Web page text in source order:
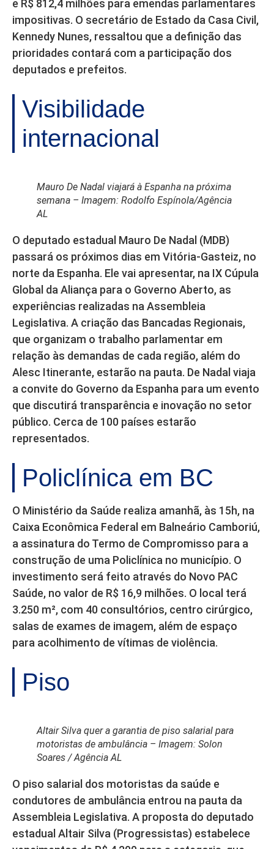
e R$ 812,4 milhões para emendas parlamentares
impositivas. O secretário de Estado da Casa Civil,
Kennedy Nunes, ressaltou que a definição das
prioridades contará com a participação dos
deputados e prefeitos.
Visibilidade
internacional
Mauro De Nadal viajará à Espanha na próxima
semana – Imagem: Rodolfo Espínola/Agência
AL
O deputado estadual Mauro De Nadal (MDB)
passará os próximos dias em Vitória-Gasteiz, no
norte da Espanha. Ele vai apresentar, na IX Cúpula
Global da Aliança para o Governo Aberto, as
experiências realizadas na Assembleia
Legislativa. A criação das Bancadas Regionais,
que organizam o trabalho parlamentar em
relação às demandas de cada região, além do
Alesc Itinerante, estarão na pauta. De Nadal viaja
a convite do Governo da Espanha para um evento
que discutirá transparência e inovação no setor
público. Cerca de 100 países estarão
representados.
Policlínica em BC
O Ministério da Saúde realiza amanhã, às 15h, na
Caixa Econômica Federal em Balneário Camboriú,
a assinatura do Termo de Compromisso para a
construção de uma Policlínica no município. O
investimento será feito através do Novo PAC
Saúde, no valor de R$ 16,9 milhões. O local terá
3.250 m², com 40 consultórios, centro cirúrgico,
salas de exames de imagem, além de espaço
para acolhimento de vítimas de violência.
Piso
Altair Silva quer a garantia de piso salarial para
motoristas de ambulância – Imagem: Solon
Soares / Agência AL
O piso salarial dos motoristas da saúde e
condutores de ambulância entrou na pauta da
Assembleia Legislativa. A proposta do deputado
estadual Altair Silva (Progressistas) estabelece